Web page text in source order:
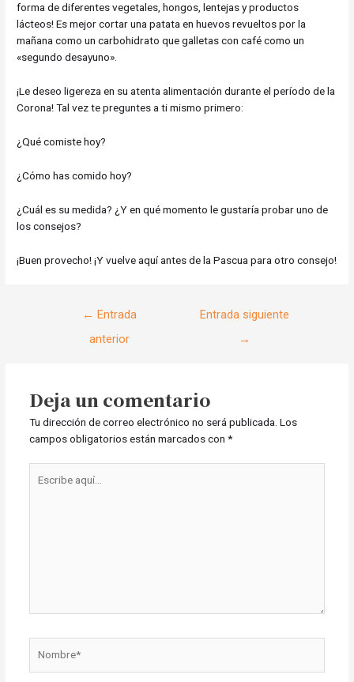
forma de diferentes vegetales, hongos, lentejas y productos
lácteos! Es mejor cortar una patata en huevos revueltos por la
mañana como un carbohidrato que galletas con café como un
«segundo desayuno».
¡Le deseo ligereza en su atenta alimentación durante el período de la
Corona! Tal vez te preguntes a ti mismo primero:
¿Qué comiste hoy?
¿Cómo has comido hoy?
¿Cuál es su medida? ¿Y en qué momento le gustaría probar uno de
los consejos?
¡Buen provecho! ¡Y vuelve aquí antes de la Pascua para otro consejo!
← Entrada
anterior
Entrada siguiente
→
Deja un comentario
Tu dirección de correo electrónico no será publicada. Los
campos obligatorios están marcados con *
aquí...